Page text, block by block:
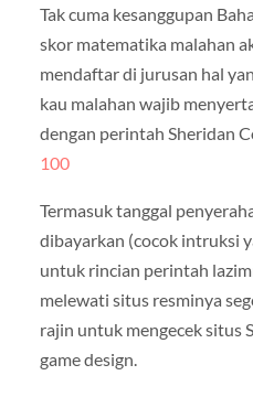
Tak cuma kesanggupan
skor matematika malahan
mendaftar di jurusan hal
kau malahan wajib
dengan perintah Sheridan
100
Termasuk tanggal
dibayarkan (cocok intruksi
untuk rincian perintah
melewati situs resminya
rajin untuk mengecek situs
game design.